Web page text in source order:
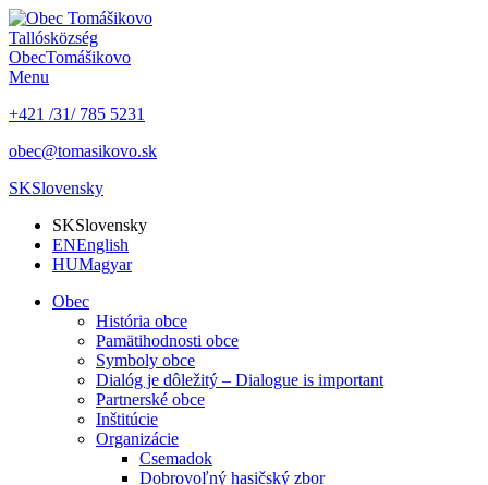
Tallósközség
ObecTomášikovo
Menu
+421 /31/ 785 5231
obec@tomasikovo.sk
SKSlovensky
SKSlovensky
ENEnglish
HUMagyar
Obec
História obce
Pamätihodnosti obce
Symboly obce
Dialóg je dôležitý – Dialogue is important
Partnerské obce
Inštitúcie
Organizácie
Csemadok
Dobrovoľný hasičský zbor